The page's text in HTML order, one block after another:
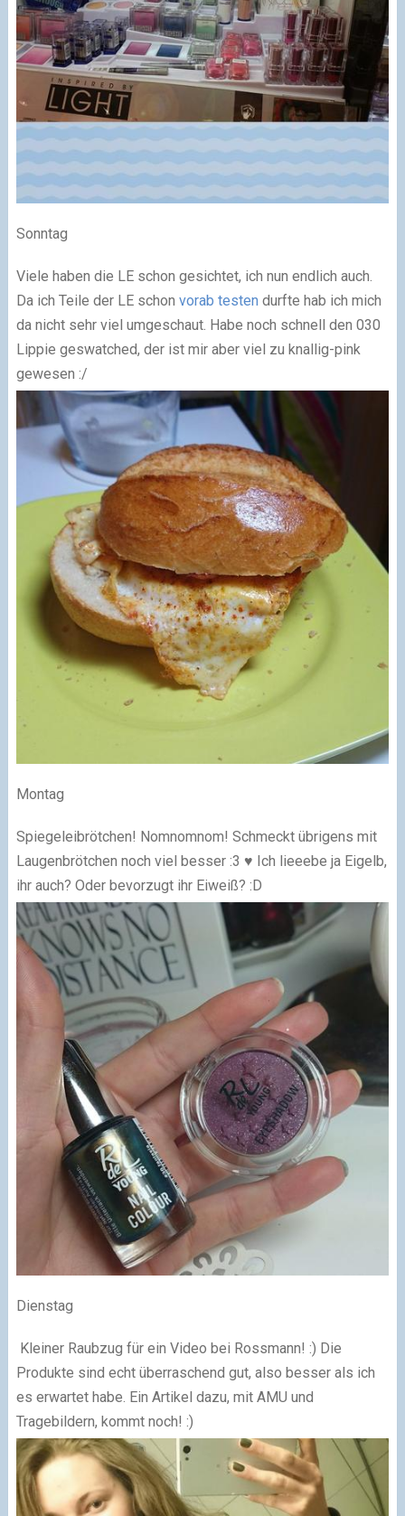
Sonntag
Viele haben die LE schon gesichtet, ich nun endlich auch.
Da ich Teile der LE schon vorab testen durfte hab ich mich
da nicht sehr viel umgeschaut. Habe noch schnell den 030
Lippie geswatched, der ist mir aber viel zu knallig-pink
gewesen :/
Montag
Spiegeleibrötchen! Nomnomnom! Schmeckt übrigens mit
Laugenbrötchen noch viel besser :3 ♥ Ich lieeebe ja Eigelb,
ihr auch? Oder bevorzugt ihr Eiweiß? :D
Dienstag
Kleiner Raubzug für ein Video bei Rossmann! :) Die
Produkte sind echt überraschend gut, also besser als ich
es erwartet habe. Ein Artikel dazu, mit AMU und
Tragebildern, kommt noch! :)